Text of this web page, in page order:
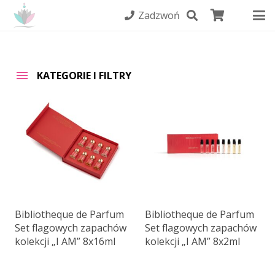
Zadzwoń
KATEGORIE I FILTRY
Bibliotheque de Parfum
Set flagowych zapachów
kolekcji „I AM” 8x16ml
Bibliotheque de Parfum
Set flagowych zapachów
kolekcji „I AM” 8x2ml